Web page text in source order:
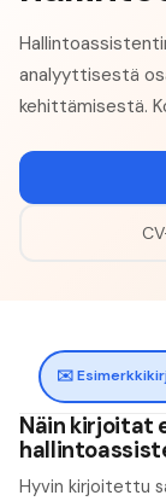
analyyttisestä
kehittämisestä.
✉️
Näin kirjoitat
Hyvin kirjoitettu